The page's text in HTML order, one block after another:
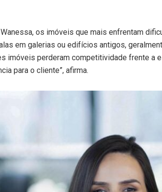
os imóveis que mais enfrentam
em galerias ou edifícios antigos,
imóveis perderam competitividade frente a
para o cliente”, afirma.